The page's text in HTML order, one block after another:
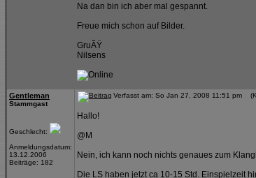
Na dan bin ich aber mal gespannt.
Freue mich schon auf Bilder.
GruÃŸ
Nilsens
Gentleman
Stammgast
Geschlecht:
Anmeldungsdatum:
13.12.2006
Beiträge: 182
Verfasst am: So Jan 27, 2008 11:51 pm
Hallo!
@M
Nein, ich kann noch nichts genaues zum
Die LS haben jetzt ca 10-15 Std. Einspielzeit